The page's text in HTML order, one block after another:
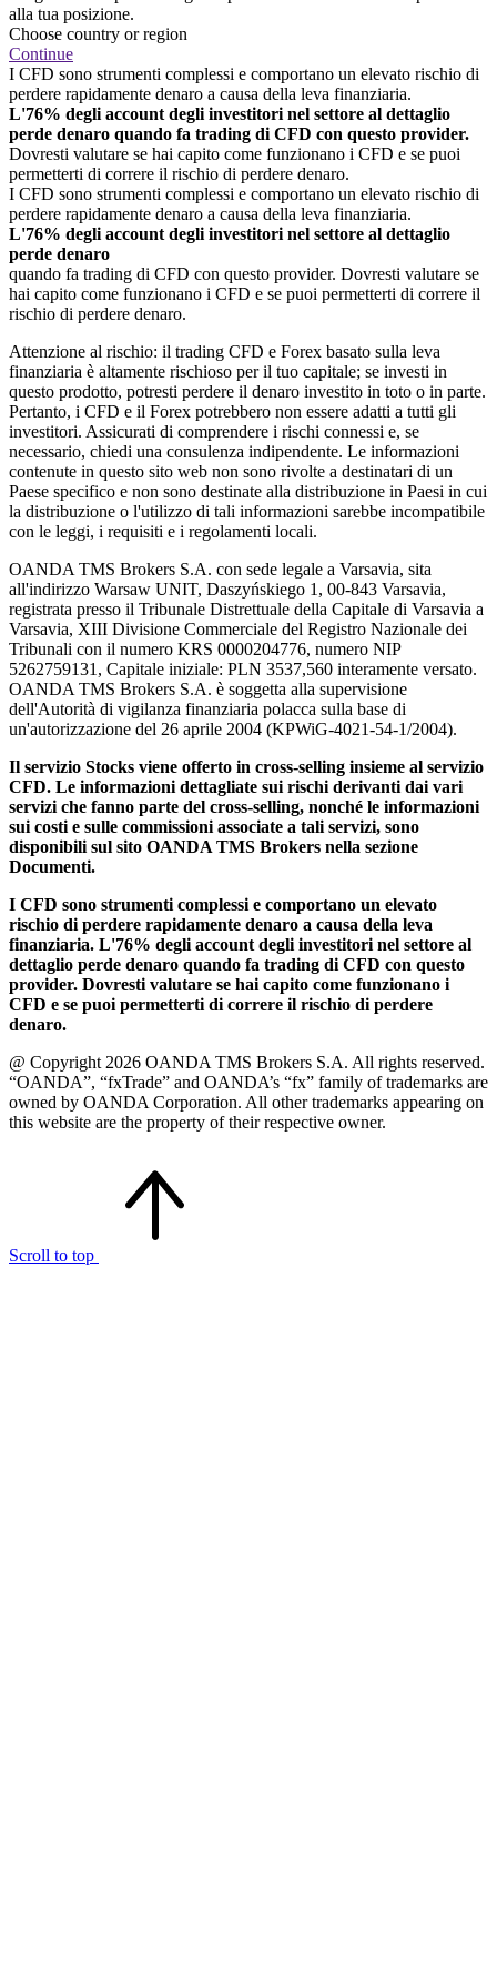
alla tua posizione.
Choose country or region
Continue
I CFD sono strumenti complessi e comportano un elevato rischio di
perdere rapidamente denaro a causa della leva finanziaria.
L'76% degli account degli investitori nel settore al dettaglio
perde denaro quando fa trading di CFD con questo provider.
Dovresti valutare se hai capito come funzionano i CFD e se puoi
permetterti di correre il rischio di perdere denaro.
I CFD sono strumenti complessi e comportano un elevato rischio di
perdere rapidamente denaro a causa della leva finanziaria.
L'76% degli account degli investitori nel settore al dettaglio
perde denaro
quando fa trading di CFD con questo provider. Dovresti valutare se
hai capito come funzionano i CFD e se puoi permetterti di correre il
rischio di perdere denaro.
Attenzione al rischio: il trading CFD e Forex basato sulla leva
finanziaria è altamente rischioso per il tuo capitale; se investi in
questo prodotto, potresti perdere il denaro investito in toto o in parte.
Pertanto, i CFD e il Forex potrebbero non essere adatti a tutti gli
investitori. Assicurati di comprendere i rischi connessi e, se
necessario, chiedi una consulenza indipendente. Le informazioni
contenute in questo sito web non sono rivolte a destinatari di un
Paese specifico e non sono destinate alla distribuzione in Paesi in cui
la distribuzione o l'utilizzo di tali informazioni sarebbe incompatibile
con le leggi, i requisiti e i regolamenti locali.
OANDA TMS Brokers S.A. con sede legale a Varsavia, sita
all'indirizzo Warsaw UNIT, Daszyńskiego 1, 00-843 Varsavia,
registrata presso il Tribunale Distrettuale della Capitale di Varsavia a
Varsavia, XIII Divisione Commerciale del Registro Nazionale dei
Tribunali con il numero KRS 0000204776, numero NIP
5262759131, Capitale iniziale: PLN 3537,560 interamente versato.
OANDA TMS Brokers S.A. è soggetta alla supervisione
dell'Autorità di vigilanza finanziaria polacca sulla base di
un'autorizzazione del 26 aprile 2004 (KPWiG-4021-54-1/2004).
Il servizio Stocks viene offerto in cross-selling insieme al servizio
CFD. Le informazioni dettagliate sui rischi derivanti dai vari
servizi che fanno parte del cross-selling, nonché le informazioni
sui costi e sulle commissioni associate a tali servizi, sono
disponibili sul sito OANDA TMS Brokers nella sezione
Documenti.
I CFD sono strumenti complessi e comportano un elevato
rischio di perdere rapidamente denaro a causa della leva
finanziaria. L'76% degli account degli investitori nel settore al
dettaglio perde denaro quando fa trading di CFD con questo
provider. Dovresti valutare se hai capito come funzionano i
CFD e se puoi permetterti di correre il rischio di perdere
denaro.
@ Copyright 2026 OANDA TMS Brokers S.A. All rights reserved.
“OANDA”, “fxTrade” and OANDA’s “fx” family of trademarks are
owned by OANDA Corporation. All other trademarks appearing on
this website are the property of their respective owner.
Scroll to top